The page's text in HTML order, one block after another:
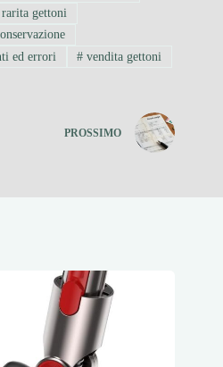
gettoni
ed errori # vendita gettoni
PROSSIMO